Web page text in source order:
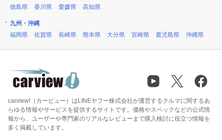
徳島県
香川県 愛媛県 高知県
九州・沖縄
福岡県
佐賀県 長崎県 熊本県 大分県 宮崎県 鹿児島県 沖縄県
carview!（カービュー）はLINEヤフー株式会社が運営するクルマに関するあ
らゆる情報やサービスを提供するサイトです。価格やスペックなどの公式情
報から、ユーザーや専門家のリアルなレビューまで購入検討に役立つ情報を
多く掲載しています。